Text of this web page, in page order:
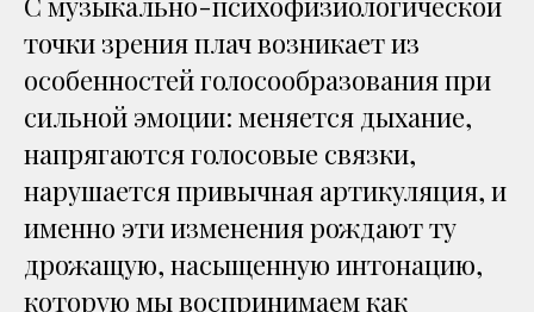
точки зрения плач возникает из
особенностей голосообразования при
сильной эмоции: меняется дыхание,
напрягаются голосовые связки,
нарушается привычная артикуляция, и
именно эти изменения рождают ту
дрожащую, насыщенную интонацию,
которую мы воспринимаем как